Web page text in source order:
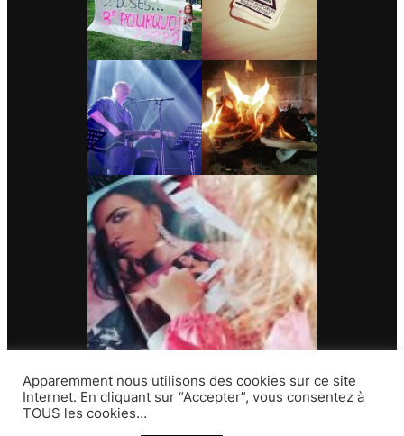
Apparemment nous utilisons des cookies sur ce site
Internet. En cliquant sur “Accepter”, vous consentez à
TOUS les cookies…